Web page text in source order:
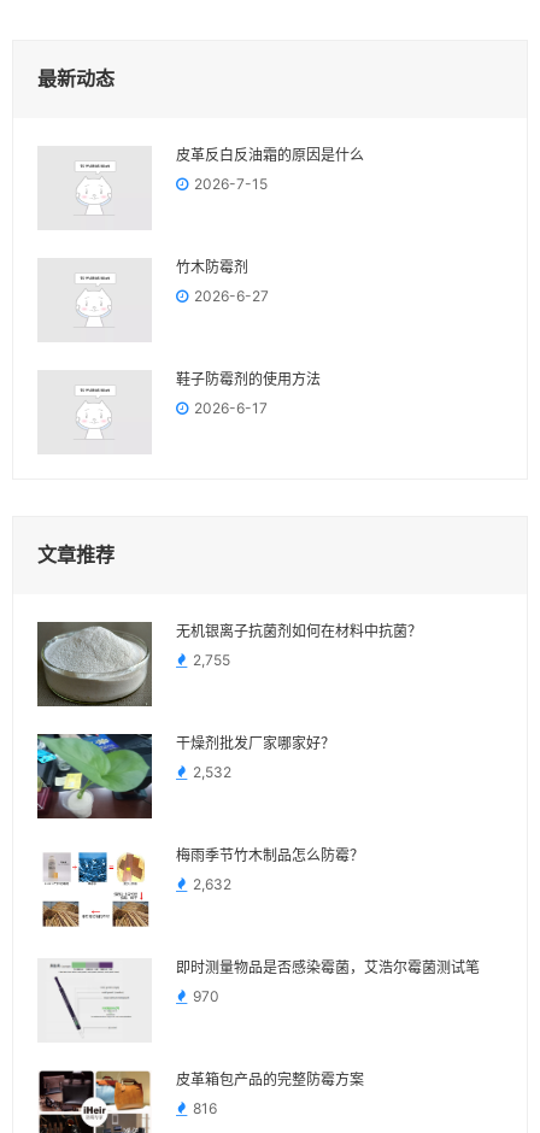
最新动态
皮革反白反油霜的原因是什么
2026-7-15
竹木防霉剂
2026-6-27
鞋子防霉剂的使用方法
2026-6-17
文章推荐
无机银离子抗菌剂如何在材料中抗菌？
2,755
干燥剂批发厂家哪家好？
2,532
梅雨季节竹木制品怎么防霉？
2,632
即时测量物品是否感染霉菌，艾浩尔霉菌测试笔
970
皮革箱包产品的完整防霉方案
816